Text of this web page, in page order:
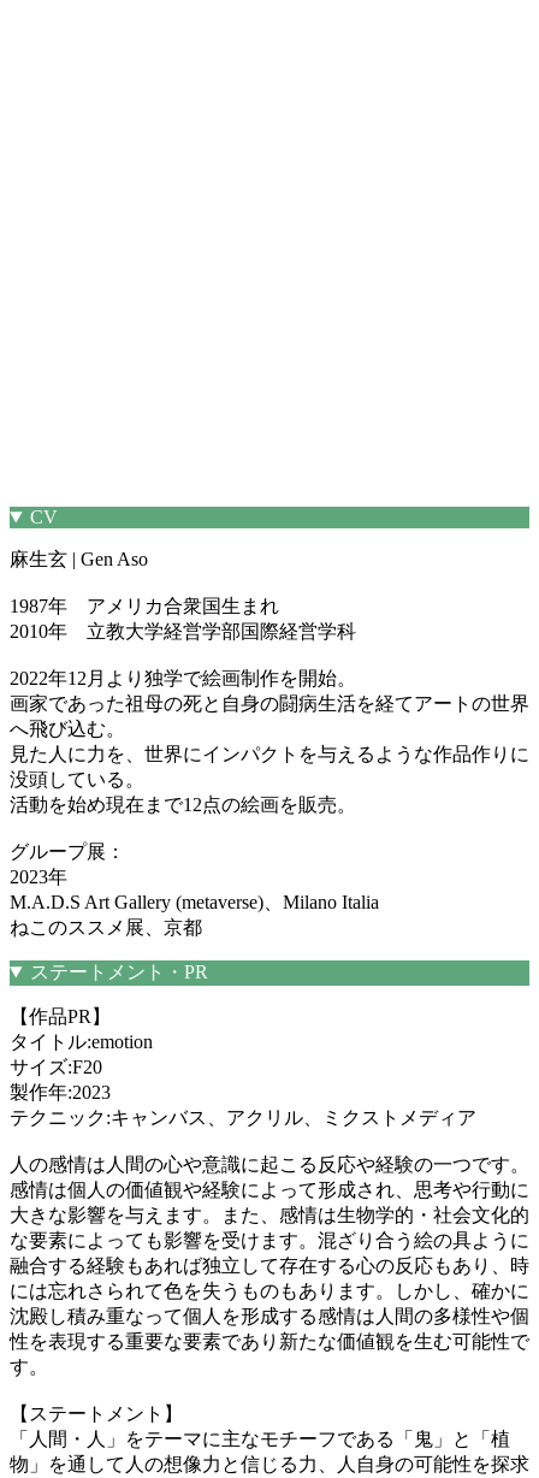
CV
麻生玄 | Gen Aso
1987年 アメリカ合衆国生まれ
2010年 立教大学経営学部国際経営学科
2022年12月より独学で絵画制作を開始。
画家であった祖母の死と自身の闘病生活を経てアートの世界
へ飛び込む。
見た人に力を、世界にインパクトを与えるような作品作りに
没頭している。
活動を始め現在まで12点の絵画を販売。
グループ展：
2023年
M.A.D.S Art Gallery (metaverse)、Milano Italia
ねこのススメ展、京都
ステートメント・PR
【作品PR】
タイトル:emotion
サイズ:F20
製作年:2023
テクニック:キャンバス、アクリル、ミクストメディア
人の感情は人間の心や意識に起こる反応や経験の一つです。
感情は個人の価値観や経験によって形成され、思考や行動に
大きな影響を与えます。また、感情は生物学的・社会文化的
な要素によっても影響を受けます。混ざり合う絵の具ように
融合する経験もあれば独立して存在する心の反応もあり、時
には忘れさられて色を失うものもあります。しかし、確かに
沈殿し積み重なって個人を形成する感情は人間の多様性や個
性を表現する重要な要素であり新たな価値観を生む可能性で
す。
【ステートメント】
「人間・人」をテーマに主なモチーフである「鬼」と「植
物」を通して人の想像力と信じる力、人自身の可能性を探求